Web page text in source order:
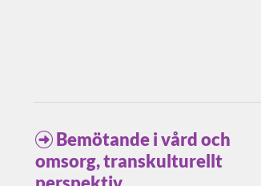
Bemötande i vård och
omsorg, transkulturellt